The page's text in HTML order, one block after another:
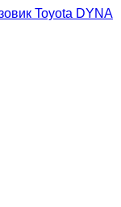
Toyota DYNA